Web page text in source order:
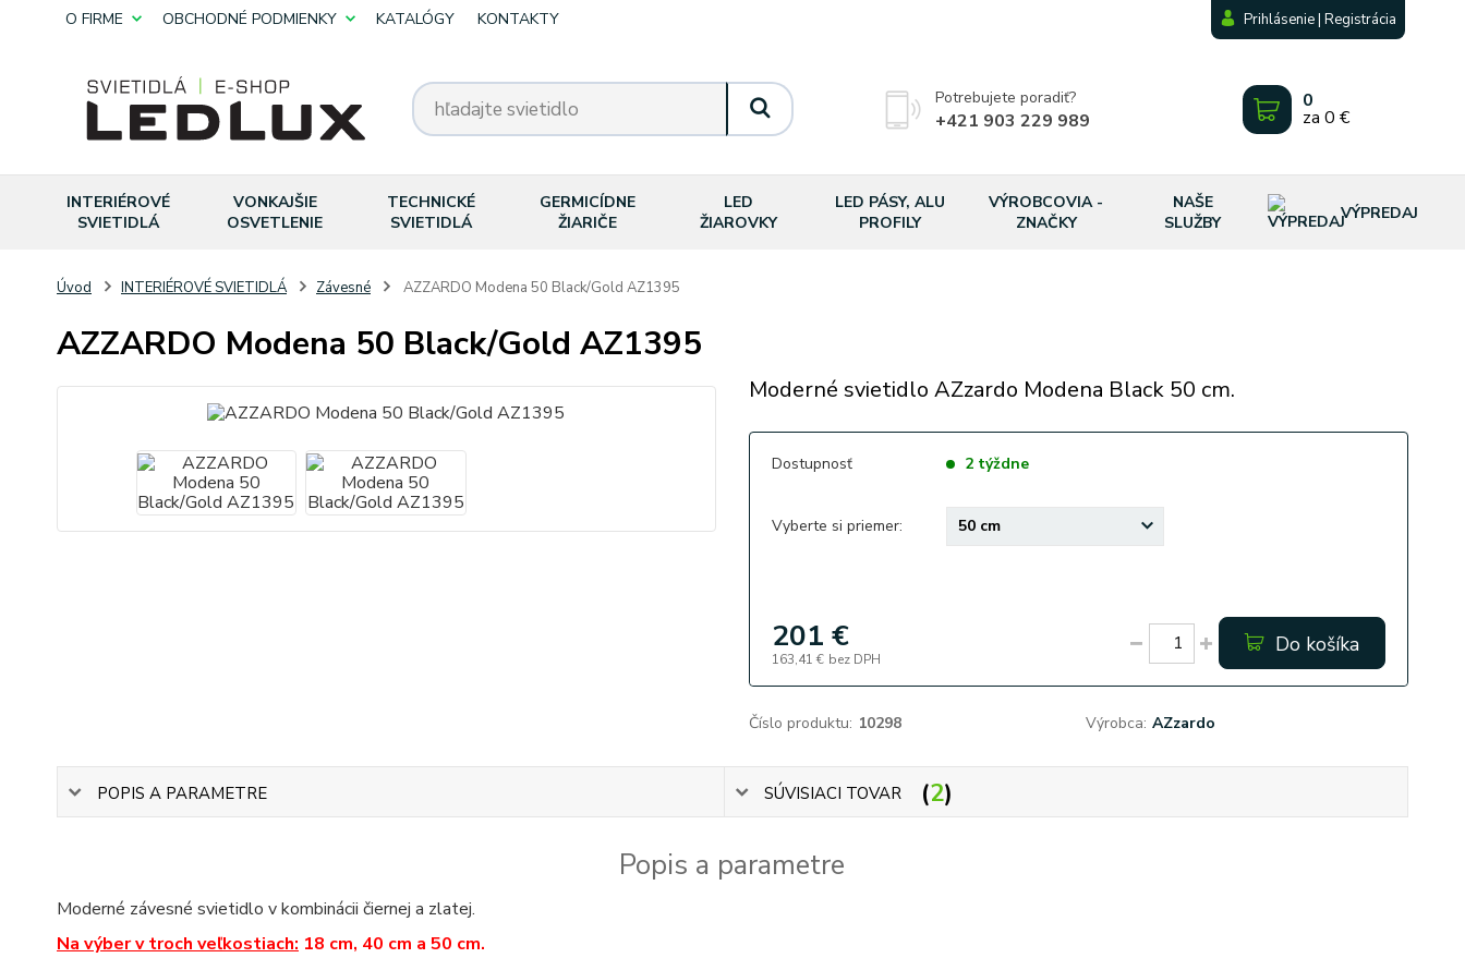
O FIRME OBCHODNÉ PODMIENKY KATALÓGY KONTAKTY Prihlásenie | Registrácia
Potrebujete poradiť?
+421 903 229 989
0
za 0 €
INTERIÉROVÉ
SVIETIDLÁ
VONKAJŠIE
OSVETLENIE
TECHNICKÉ
SVIETIDLÁ
GERMICÍDNE
ŽIARIČE
LED
ŽIAROVKY
LED PÁSY, ALU
PROFILY
VÝROBCOVIA -
ZNAČKY
NAŠE
SLUŽBY
VÝPREDAJ
Úvod INTERIÉROVÉ SVIETIDLÁ Závesné AZZARDO Modena 50 Black/Gold AZ1395
AZZARDO Modena 50 Black/Gold AZ1395
Moderné svietidlo AZzardo Modena Black 50 cm.
Dostupnosť 2 týždne
Vyberte si priemer:
201 €
163,41 € bez DPH
Do košíka
Číslo produktu: 10298 Výrobca: AZzardo
POPIS A PARAMETRE SÚVISIACI TOVAR 2
Popis a parametre
Moderné závesné svietidlo v kombinácii čiernej a zlatej.
Na výber v troch veľkostiach: 18 cm, 40 cm a 50 cm.